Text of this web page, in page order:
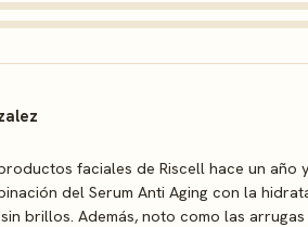
faciales de Riscell hace un año
del Serum Anti Aging con la
brillos. Además, noto como las